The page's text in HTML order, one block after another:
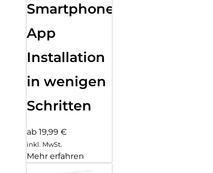
Smartphone
App
Installation
in wenigen
Schritten
ab 19,99 €
inkl. MwSt.
Mehr erfahren